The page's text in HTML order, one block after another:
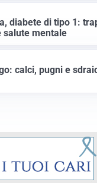
diabete di tipo 1:
salute mentale
calci, pugni e